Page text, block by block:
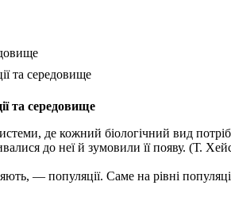
та середовище
та середовище
де кожний біологічний вид
до неї й зумовили її появу. (Т.
— популяції. Саме на рівні